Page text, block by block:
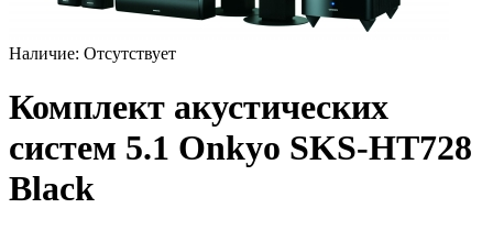
Наличие: Отсутствует
Комплект акустических
систем 5.1 Onkyo SKS-HT728
Black